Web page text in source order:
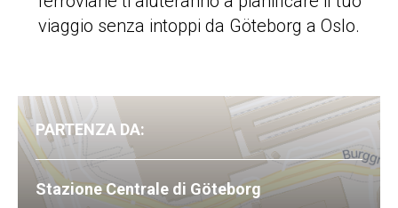
viaggio senza intoppi da Göteborg a Oslo.
PARTENZA DA:
Stazione Centrale di Göteborg